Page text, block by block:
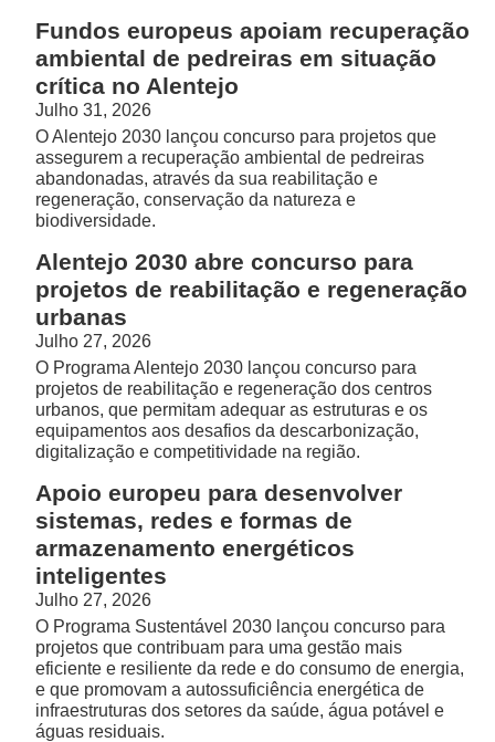
Fundos europeus apoiam recuperação
ambiental de pedreiras em situação
crítica no Alentejo
Julho 31, 2026
O Alentejo 2030 lançou concurso para projetos que
assegurem a recuperação ambiental de pedreiras
abandonadas, através da sua reabilitação e
regeneração, conservação da natureza e
biodiversidade.
Alentejo 2030 abre concurso para
projetos de reabilitação e regeneração
urbanas
Julho 27, 2026
O Programa Alentejo 2030 lançou concurso para
projetos de reabilitação e regeneração dos centros
urbanos, que permitam adequar as estruturas e os
equipamentos aos desafios da descarbonização,
digitalização e competitividade na região.
Apoio europeu para desenvolver
sistemas, redes e formas de
armazenamento energéticos
inteligentes
Julho 27, 2026
O Programa Sustentável 2030 lançou concurso para
projetos que contribuam para uma gestão mais
eficiente e resiliente da rede e do consumo de energia,
e que promovam a autossuficiência energética de
infraestruturas dos setores da saúde, água potável e
águas residuais.